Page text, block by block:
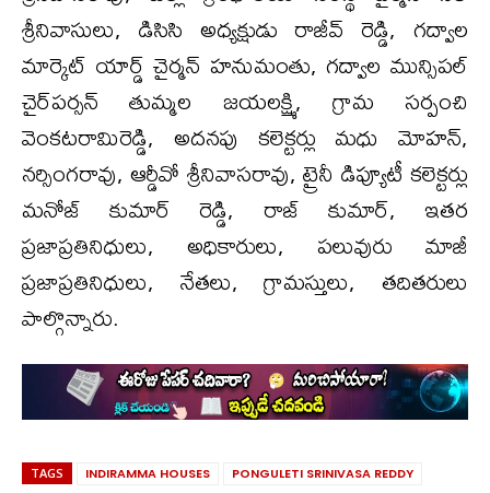
శ్రీనివాసులు, డిసిసి అధ్యక్షుడు రాజీవ్ రెడ్డి, గద్వాల
మార్కెట్ యార్డ్ చైర్మన్ హనుమంతు, గద్వాల మున్సిపల్
చైర్‌పర్సన్ తుమ్మల జయలక్ష్మి, గ్రామ సర్పంచి
వెంకటరామిరెడ్డి, అదనపు కలెక్టర్లు మధు మోహన్,
నర్సింగరావు, ఆర్డీవో శ్రీనివాసరావు, ట్రైనీ డిప్యూటీ కలెక్టర్లు
మనోజ్ కుమార్ రెడ్డి, రాజ్ కుమార్, ఇతర
ప్రజాప్రతినిధులు, అధికారులు, పలువురు మాజీ
ప్రజాప్రతినిధులు, నేతలు, గ్రామస్తులు, తదితరులు
పాల్గొన్నారు.
TAGS INDIRAMMA HOUSES
PONGULETI SRINIVASA REDDY